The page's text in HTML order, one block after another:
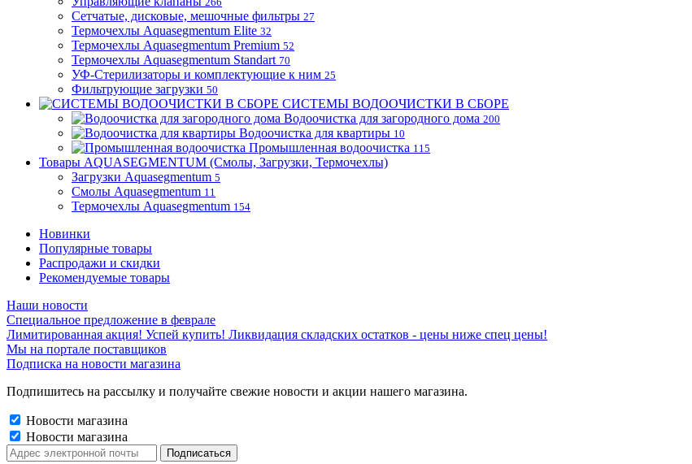
Сетчатые, дисковые, мешочные фильтры 27
Термочехлы Aquasegmentum Elite 32
Термочехлы Aquasegmentum Premium 52
Термочехлы Aquasegmentum Standart 70
УФ-Стерилизаторы и комплектующие к ним 25
Фильтрующие загрузки 50
СИСТЕМЫ ВОДООЧИСТКИ В СБОРЕ
Водоочистка для загородного дома 200
Водоочистка для квартиры 10
Промышленная водоочистка 115
Товары AQUASEGMENTUM (Смолы, Загрузки, Термочехлы)
Загрузки Aquasegmentum 5
Смолы Aquasegmentum 11
Термочехлы Aquasegmentum 154
Новинки
Популярные товары
Распродажи и скидки
Рекомендуемые товары
Наши новости
Специальное предложение в феврале
Лимитированная акция! Успей купить! Ликвидация складских остатков - цены ниже спец цены!
Мы на портале поставщиков
Подписка на новости магазина
Подпишитесь на рассылку и получайте свежие новости и акции нашего магазина.
Новости магазина
Новости магазина